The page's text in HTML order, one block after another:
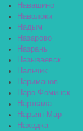
Навашино
Наволоки
Надым
Назарово
Назрань
Называевск
Нальчик
Нариманов
Наро-Фоминск
Нарткала
Нарьян-Мар
Находка